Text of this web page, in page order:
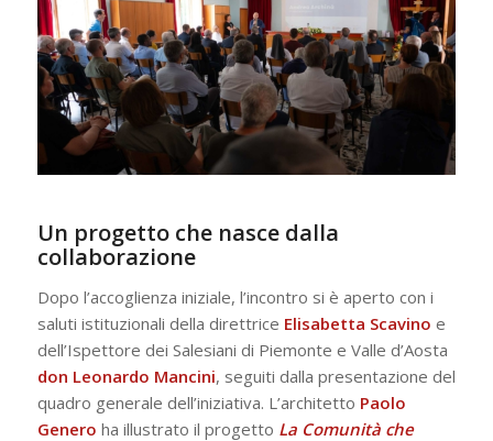
Un progetto che nasce dalla
collaborazione
Dopo l’accoglienza iniziale, l’incontro si è aperto con i
saluti istituzionali della direttrice Elisabetta Scavino e
dell’Ispettore dei Salesiani di Piemonte e Valle d’Aosta
don Leonardo Mancini, seguiti dalla presentazione del
quadro generale dell’iniziativa. L’architetto Paolo
Genero ha illustrato il progetto La Comunità che